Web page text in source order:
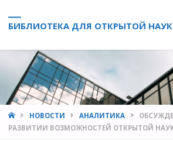
БИБЛИОТЕКА ДЛЯ ОТКРЫТОЙ
HOMEНОВОСТИ АНАЛИТИКА
РАЗВИТИИ ВОЗМОЖНОСТЕЙ ОТКРЫТОЙ